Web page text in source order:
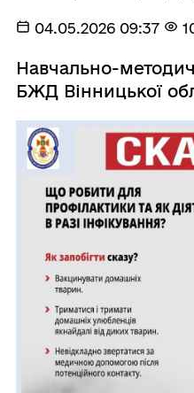
04.05.2026 09:37
Навчально-
БЖД Вінницької